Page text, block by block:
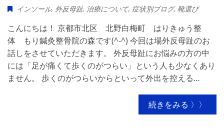
インソール, 外反母趾, 治療について, 症状別ブログ, 靴選び
こんにちは！ 京都市北区 北野白梅町 はりきゅう整
体 もり鍼灸整骨院の森です(^-^) 今回は場外反母趾のお
話しをさせていただきます。 外反母趾にお悩みの方の中
には「足が痛くて歩くのがつらい」という人も少なくあり
ません。 歩くのがつらいからといって外出を控える…
続きをみる 〉〉